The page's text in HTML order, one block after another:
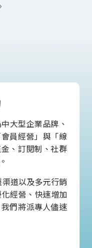
大型企業品牌、
員經營」與「線
、訂閱制、社群
道以及多元行銷
經營、快速增加
們將派專人儘速